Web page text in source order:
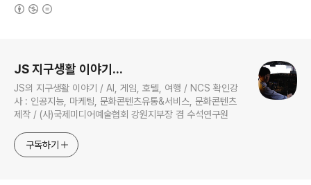
JS 지구생활 이야기...
JS의 지구생활 이야기 / AI, 게임, 호텔, 여행 / NCS 확인강
사 : 인공지능, 마케팅, 문화콘텐츠유통&서비스, 문화콘텐츠
제작 / (사)국제미디어예술협회 강원지부장 겸 수석연구원
구독하기